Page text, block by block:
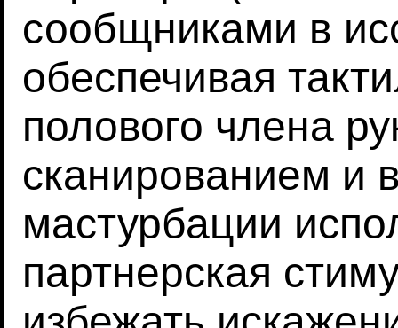
сообщниками в
обеспечивая
полового члена
сканированием и
мастурбации
партнерская